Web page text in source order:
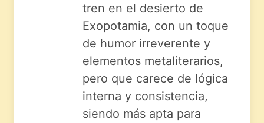
tren en el desierto de
Exopotamia, con un toque
de humor irreverente y
elementos metaliterarios,
pero que carece de lógica
interna y consistencia,
siendo más apta para